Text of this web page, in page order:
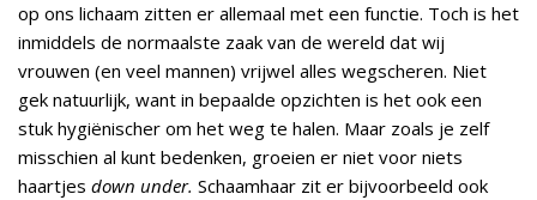
op ons lichaam zitten er allemaal met een functie. Toch is het
inmiddels de normaalste zaak van de wereld dat wij
vrouwen (en veel mannen) vrijwel alles wegscheren. Niet
gek natuurlijk, want in bepaalde opzichten is het ook een
stuk hygiënischer om het weg te halen. Maar zoals je zelf
misschien al kunt bedenken, groeien er niet voor niets
haartjes down under. Schaamhaar zit er bijvoorbeeld ook